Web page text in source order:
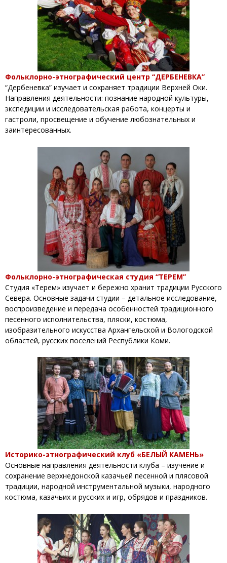
Фольклорно-этнографический центр “ДЕРБЕНЕВКА”
“Дербеневка” изучает и сохраняет традиции Верхней Оки.
Направления деятельности: познание народной культуры,
экспедиции и исследовательская работа, концерты и
гастроли, просвещение и обучение любознательных и
заинтересованных.
Фольклорно-этнографическая студия “ТЕРЕМ”
Студия «Терем» изучает и бережно хранит традиции Русского
Севера. Основные задачи студии – детальное исследование,
воспроизведение и передача особенностей традиционного
песенного исполнительства, пляски, костюма,
изобразительного искусства Архангельской и Вологодской
областей, русских поселений Республики Коми.
Историко-этнографический клуб «БЕЛЫЙ КАМЕНЬ»
Основные направления деятельности клуба – изучение и
сохранение верхнедонской казачьей песенной и плясовой
традиции, народной инструментальной музыки, народного
костюма, казачьих и русских и игр, обрядов и праздников.